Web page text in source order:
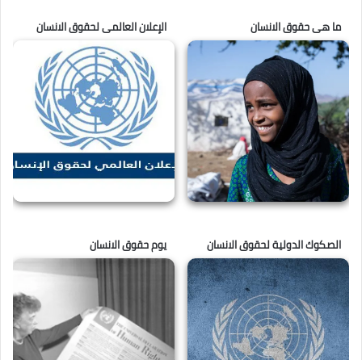
ما هى حقوق الانسان الإعلان العالمى لحقوق الانسان
الصكوك الدولية لحقوق الانسان يوم حقوق الانسان